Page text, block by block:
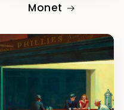
Monet